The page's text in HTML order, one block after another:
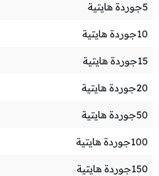
5جوردة هايتية
10جوردة هايتية
15جوردة هايتية
20جوردة هايتية
50جوردة هايتية
100جوردة هايتية
150جوردة هايتية